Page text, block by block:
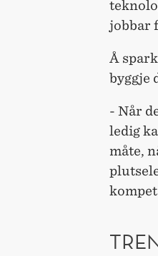
jobbar
Å
byggje
- ­Når
ledig
måte,